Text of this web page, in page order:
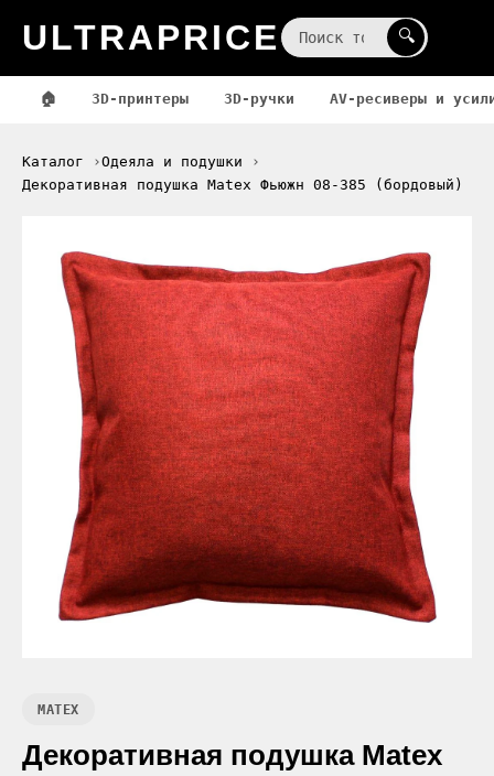
ULTRAPRICE 🔍
🏠 3D-принтеры 3D-ручки AV-ресиверы и
Каталог
Одеяла и подушки
Декоративная подушка Matex Фьюжн 08-385 (бордовый)
MATEX
Декоративная подушка Matex